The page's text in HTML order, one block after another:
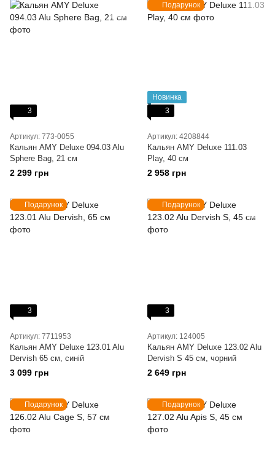
3
Артикул: 773-0055
Кальян AMY Deluxe 094.03 Alu
Sphere Bag, 21 см
2 299 грн
Подарунок
Новинка
3
Артикул: 4208844
Кальян AMY Deluxe 111.03
Play, 40 см
2 958 грн
Подарунок
3
Артикул: 7711953
Кальян AMY Deluxe 123.01 Alu
Dervish 65 см, синій
3 099 грн
Подарунок
3
Артикул: 124005
Кальян AMY Deluxe 123.02 Alu
Dervish S 45 см, чорний
2 649 грн
Подарунок Подарунок